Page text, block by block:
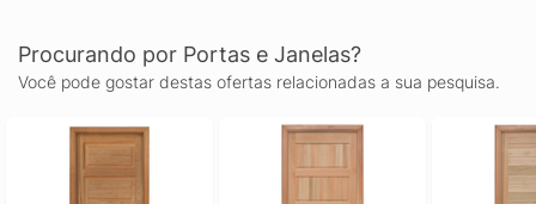
Procurando por Portas e Janelas?
Você pode gostar destas ofertas relacionadas a sua pesquisa.